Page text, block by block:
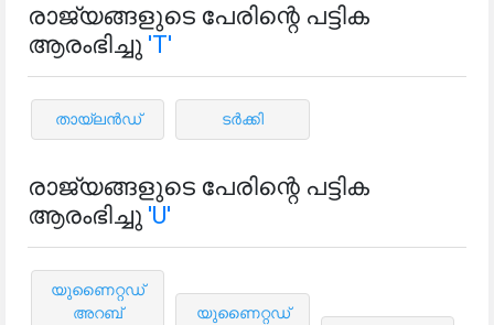
രാജ്യങ്ങളുടെ പേരിന്റെ പട്ടിക
ആരംഭിച്ചു 'T'
തായ്ലൻഡ് ടർക്കി
രാജ്യങ്ങളുടെ പേരിന്റെ പട്ടിക
ആരംഭിച്ചു 'U'
യുണൈറ്റഡ്
അറബ്
യുണൈറ്റഡ്